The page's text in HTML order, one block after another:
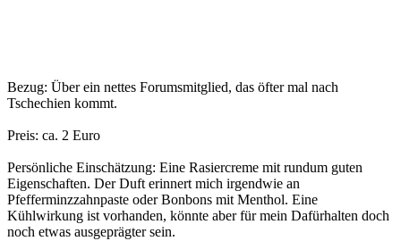
Bezug: Über ein nettes Forumsmitglied, das öfter mal nach
Tschechien kommt.
Preis: ca. 2 Euro
Persönliche Einschätzung: Eine Rasiercreme mit rundum guten
Eigenschaften. Der Duft erinnert mich irgendwie an
Pfefferminzzahnpaste oder Bonbons mit Menthol. Eine
Kühlwirkung ist vorhanden, könnte aber für mein Dafürhalten doch
noch etwas ausgeprägter sein.